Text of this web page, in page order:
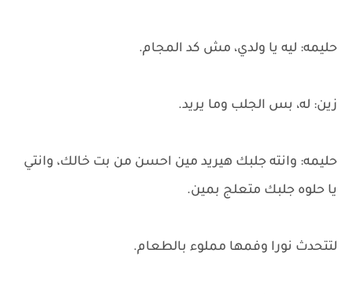
حليمه: ليه يا ولدي، مش كد المجام.
زين: له، بس الجلب وما يريد.
حليمه: وانته جلبك هيريد مين احسن من بت خالك، وانتي
يا حلوه جلبك متعلج بمين.
لتتحدث نورا وفمها مملوء بالطعام.